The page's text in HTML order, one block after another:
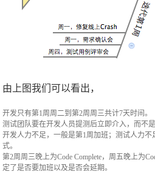
由上图我们可以看出，
开发只有第1周周二到第2周周三共计7天时间。
测试团队要在开发人员提测后立即介入，而不
开发人力不足，一般是第1周加班；测试人力
式。
第2周周三晚上为Code Complete，周五晚上为
定了是否要加班以及是否会延期。